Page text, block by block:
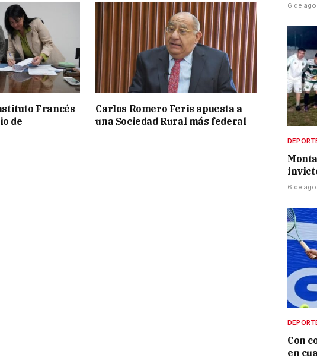
Francés
de
Carlos Romero Feris apuesta a
una Sociedad Rural más federal
6 de
6 de
Con
en